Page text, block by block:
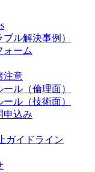
ル解決事例）
ォーム
注意
ル（倫理面）
ル（技術面）
申込み
ガイドライン